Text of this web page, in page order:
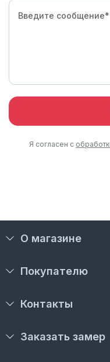
Я согласен с
О магазине
Покупателю
Контакты
Заказать замер